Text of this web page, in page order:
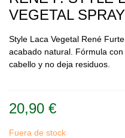
VEGETAL
Style Laca Vegetal René
acabado natural. Fórmula
cabello y no deja residuos.
20,90 €
Fuera de stock